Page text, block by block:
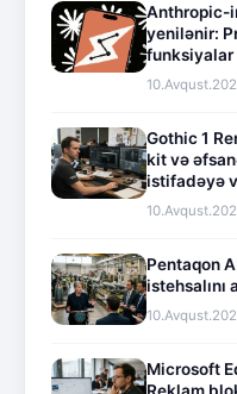
Anthropic-
yenilənir:
funksiyalar
Gothic 1
kit və
istifadəyə
Pentaqon
istehsalını
Microsoft
Reklam